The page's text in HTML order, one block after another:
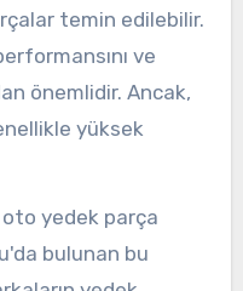
temin edilebilir.
ve
önemlidir. Ancak,
yüksek
yedek parça
bulunan bu